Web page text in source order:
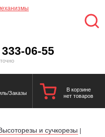
06-55
Заказы
В корзине
нет товаров
и сучкорезы |